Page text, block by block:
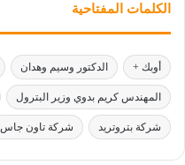
الكلمات المفتاحية
أوبك + الدكتور وسيم وهدان
المهندس كريم بدوي وزير البترول
شركة بتروتريد شركة تاون جاس